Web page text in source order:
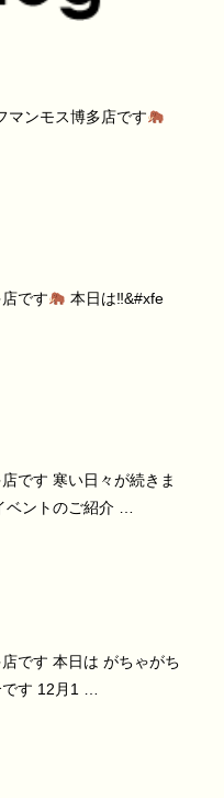
マンモス博多店です
です
本日は‼&#xfe
です 寒い日々が続きま
ントのご紹介 …
です 本日は がちゃがち
す 12月1 …